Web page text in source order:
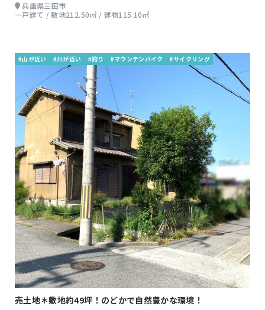
兵庫県三田市
一戸建て / 敷地212.50㎡ / 建物115.10㎡
#山が近い #川が近い #釣り #マウンテンバイク #サイクリング
売土地＊敷地約49坪！のどかで自然豊かな環境！